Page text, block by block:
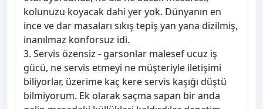
kolunuzu koyacak dahi yer yok. Dünyanın en
ince ve dar masaları sıkış tepiş yan yana dizilmiş,
inanılmaz konforsuz idi.
3. Servis özensiz - garsonlar malesef ucuz iş
gücü, ne servis etmeyi ne müşteriyle iletişimi
biliyorlar, üzerime kaç kere servis kaşığı düştü
bilmiyorum. Ek olarak saçma sapan bir anda